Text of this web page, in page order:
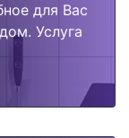
для Вас
Услуга